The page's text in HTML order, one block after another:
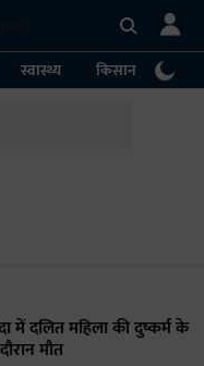
स्वास्थ्य किसान
में दलित महिला की दुष्कर्म के
मौत